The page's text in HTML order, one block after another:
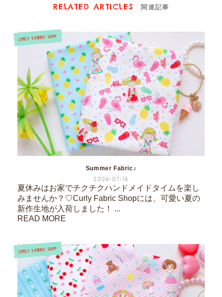
RELATED ARTICLES 関連記事
Summer Fabric♪
2026-07-16
夏休みはお家でチクチクハンドメイドタイムを楽し
みませんか？♡Curly Fabric Shopには、可愛い夏の
新作生地が入荷しました！ ...
READ MORE